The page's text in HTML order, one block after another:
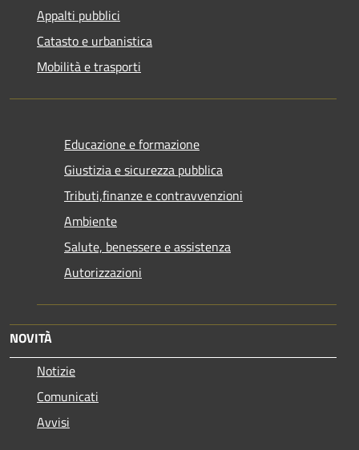
Appalti pubblici
Catasto e urbanistica
Mobilità e trasporti
Educazione e formazione
Giustizia e sicurezza pubblica
Tributi,finanze e contravvenzioni
Ambiente
Salute, benessere e assistenza
Autorizzazioni
NOVITÀ
Notizie
Comunicati
Avvisi